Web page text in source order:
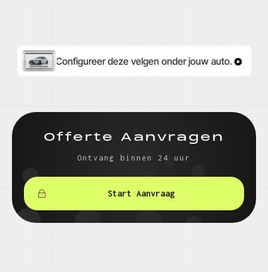
Configureer deze velgen onder jouw auto.
Offerte Aanvragen
Ontvang binnen 24 uur
Start Aanvraag